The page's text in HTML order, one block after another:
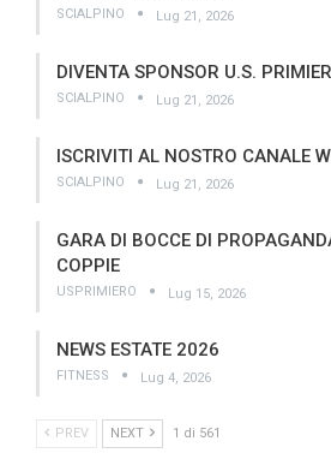
SCIALPINO Lug 21, 2026
DIVENTA SPONSOR U.S.
SCIALPINO Lug 21, 2026
ISCRIVITI AL NOSTRO CANALE
SCIALPINO Lug 21, 2026
GARA DI BOCCE DI
COPPIE
USPRIMIERO Lug 15, 2026
NEWS ESTATE 2026
FITNESS Lug 4, 2026
PREV NEXT 1 di 561